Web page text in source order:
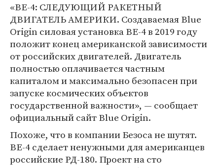
«BE-4: СЛЕДУЮЩИЙ РАКЕТНЫЙ
ДВИГАТЕЛЬ АМЕРИКИ. Создаваемая Blue
Origin силовая установка BE-4 в 2019 году
положит конец американской зависимости
от российских двигателей. Двигатель
полностью оплачивается частным
капиталом и максимально безопасен при
запуске космических объектов
государственной важности», — сообщает
официальный сайт Blue Origin.
Похоже, что в компании Безоса не шутят.
BE-4 сделает ненужными для американцев
российские РД-180. Проект на сто